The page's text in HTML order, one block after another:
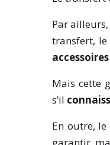
Par
transfert,
accessoires
Mais cette
s’il
En outre,